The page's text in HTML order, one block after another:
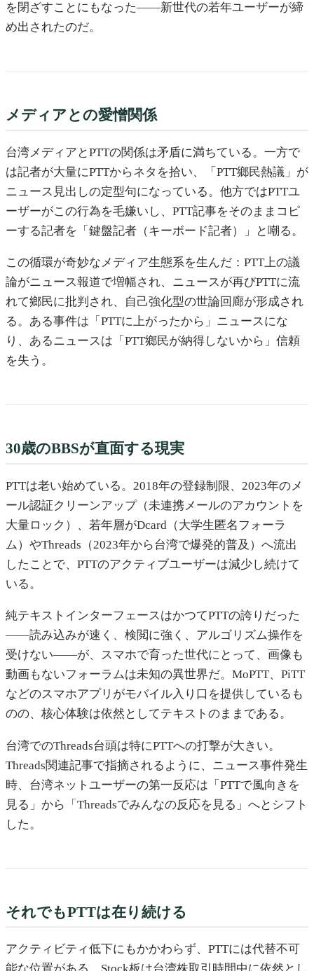
を閉ざすことにもなった——新世代の若年ユーザーが締
め出されたのだ。
メディアとの愛憎関係
台湾メディアとPTTの関係は矛盾に満ちている。一方で
は記者が大量にPTTからネタを拾い、「PTT鄉民熱議」が
ニュース見出しの定型句になっている。他方ではPTTユ
ーザーがこの行為を毛嫌いし、PTT記事をそのままコピ
ーする記者を「鍵盤記者（キーボード記者）」と嘲る。
この循環が奇妙なメディア生態系を生んだ：PTT上の議
論がニュース報道で増幅され、ニュースが再びPTTに流
れて鄉民に批判され、自己強化型の世論回廊が形成され
る。ある事件は「PTTに上がったから」ニュースにな
り、あるニュースは「PTT鄉民が納得しないから」信頼
を失う。
30歳のBBSが直面する現実
PTTは老い始めている。2018年の登録制限、2023年のメ
ール認証クリーンアップ（未連携メールのアカウントを
大量ロック）、若年層がDcard（大学生匿名フォーラ
ム）やThreads（2023年から台湾で爆発的普及）へ流出
したことで、PTTのアクティブユーザーは減少し続けて
いる。
純テキストインターフェースはかつてPTTの誇りだった
——読み込みが速く、検閲に強く、アルゴリズム操作を
受けない——が、スマホで育った世代にとって、画像も
動画もないフォーラムは未知の異世界だ。MoPTT、PiTT
などのスマホアプリがモバイル入り口を提供しているも
のの、核心体験は依然としてテキストのままである。
台湾でのThreads台頭は特にPTTへの打撃が大きい。
Threads関連記事で指摘されるように、ニュース事件発生
時、台湾ネットユーザーの第一反応は「PTTで風向きを
見る」から「Threadsでみんなの反応を見る」へとシフト
した。
それでもPTTは在り続ける
アクティビティ低下にもかかわらず、PTTには代替不可